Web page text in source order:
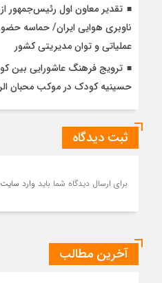
تقدیر معاون اول رئیس‌جمهور
ناوبری هوایی ایران/ حماسه حضور
عملیاتی و توان مدیریتی کشور
ترویج فرهنگ عاشورایی بین
حسینیه کودک در موکب محبان
ثبت دیدگاه
برای ارسال دیدگاه شما باید وارد سایت
آخرین مطالب